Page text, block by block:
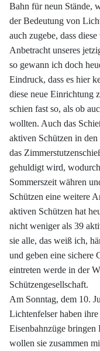
Bahn für neun Stände,
der Bedeutung von
auch zugebe, dass
Anbetracht unseres
so gewann ich doch
Eindruck, dass es hier
diese neue Einrichtung
schien fast so, als ob
wollten. Auch das
aktiven Schützen in
das
gehuldigt wird,
Sommerszeit währen
Schützen eine weitere
aktiven Schützen hat
nicht weniger als 39
sie alle, das weiß ich,
und geben eine sichere
eintreten werde in der
Schützengesellschaft.
Am Sonntag, dem 10.
Lichtenfelser haben
Eisenbahnzüge bringen
wollen sie zusammen